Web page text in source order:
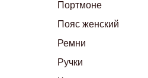
Портмоне
Пояс женский
Ремни
Ручки